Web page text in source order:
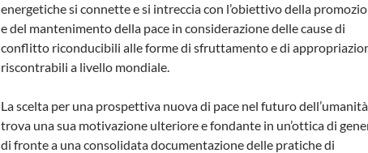
energetiche si connette e si intreccia con l’obiettivo della
e del mantenimento della pace in considerazione delle cause di
conflitto riconducibili alle forme di sfruttamento e di
riscontrabili a livello mondiale.
La scelta per una prospettiva nuova di pace nel futuro dell’umanità
trova una sua motivazione ulteriore e fondante in un’ottica di
di fronte a una consolidata documentazione delle pratiche di